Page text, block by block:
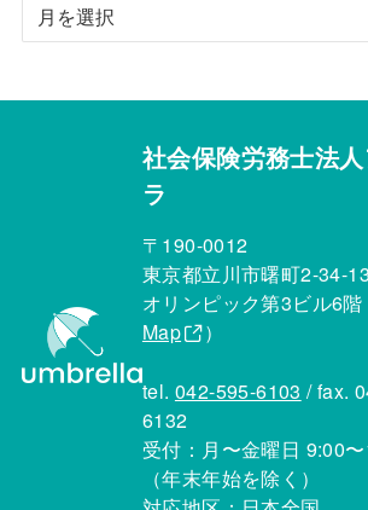
社会保険労務士法
ラ
〒190-0012
東京都立川市曙町2-34-13
オリンピック第3ビル6階
Map
）
tel. 042-595-6103 / fax.
6132
受付：月〜金曜日 9:00
（年末年始を除く）